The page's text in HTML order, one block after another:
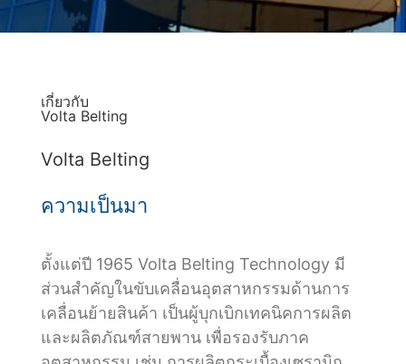
เกี่ยวกับ
Volta Belting
Volta Belting
ความเป็นมา
ตั้งแต่ปี 1965 Volta Belting Technology มี
ส่วนสำคัญในขับเคลื่อนอุตสาหกรรมด้านการ
เคลื่อนย้ายสินค้า เป็นผู้บุกเบิกเทคนิคการผลิต
และผลิตภัณฑ์สายพาน เพื่อรองรับภาค